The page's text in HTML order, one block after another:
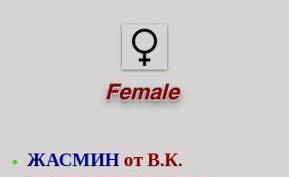
Female
ЖАСМИН от В.К.